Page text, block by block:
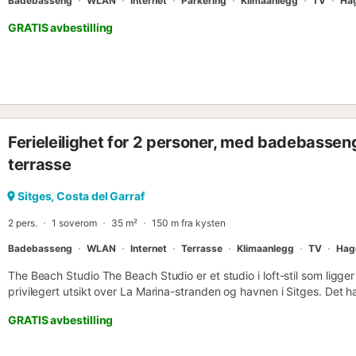
GRATIS avbestilling
Ferieleilighet for 2 personer, med
terrasse
Sitges, Costa del Garraf
2 pers. 1 soverom 35 m² 150 m fra kysten
Badebasseng WLAN Internet Terrasse Klimaanlegg TV
The Beach Studio The Beach Studio er et studio i loft-stil som
privilegert utsikt over La Marina-stranden og havnen i Sitges. Det
Du finner også et stort supermarked bare noen få minutters gange
spektakulære trekket er terrassen, hvor du kan nyte utsikten og
GRATIS avbestilling